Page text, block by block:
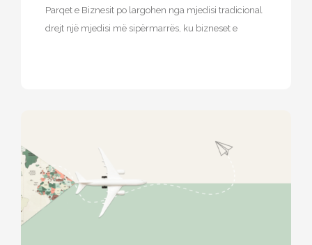
Parqet e Biznesit po largohen nga mjedisi tradicional
drejt një mjedisi më sipërmarrës, ku bizneset e